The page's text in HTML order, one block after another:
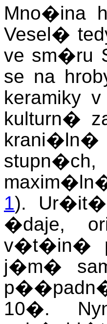
Mno�ina
Vesel�
ve sm�ru
se na
keramiky
kulturn�
krani�ln�
1). Ur�it�
�daje,
v�t�in�
j�m�
10�.